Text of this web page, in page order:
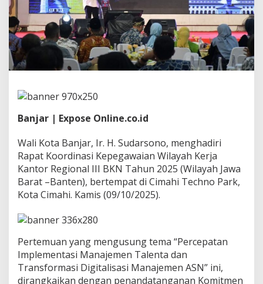
g
h
a
d
i
r
a
K
o
o
r
d
i
K
e
p
e
Banjar | Expose Online.co.id
Wali Kota Banjar, Ir. H. Sudarsono, menghadiri
Rapat Koordinasi Kepegawaian Wilayah Kerja
Kantor Regional III BKN Tahun 2025 (Wilayah Jawa
Barat –Banten), bertempat di Cimahi Techno Park,
Kota Cimahi. Kamis (09/10/2025).
Pertemuan yang mengusung tema “Percepatan
Implementasi Manajemen Talenta dan
Transformasi Digitalisasi Manajemen ASN” ini,
dirangkaikan dengan penandatanganan Komitmen